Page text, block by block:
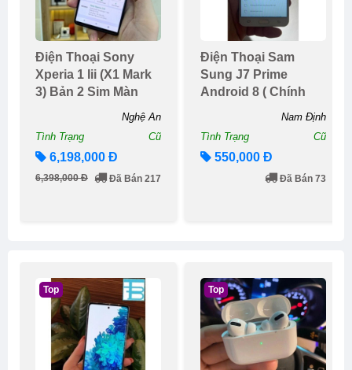
Điện Thoại Sony
Xperia 1 Iii (x1 Mark
3) Bản 2 Sim Màn
Nghệ An
Tình Trạng
Cũ
6,198,000 Đ
6,398,000 Đ Đã Bán 217
Điện Thoại Sam
Sung J7 Prime
Android 8 ( Chính
Nam Định
Tình Trạng
Cũ
550,000 Đ
Đã Bán 73
Top Top